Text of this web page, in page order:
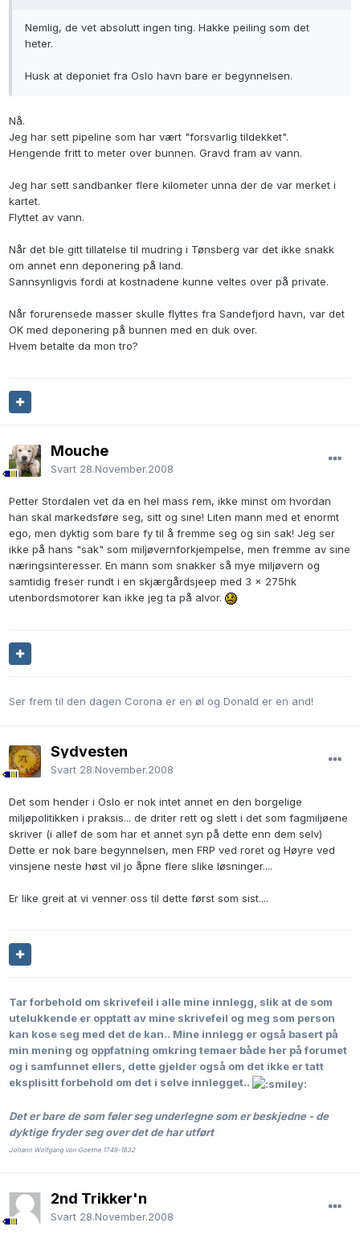
Nemlig, de vet absolutt ingen ting. Hakke peiling som det
heter.
Husk at deponiet fra Oslo havn bare er begynnelsen.
Nå.
Jeg har sett pipeline som har vært "forsvarlig tildekket".
Hengende fritt to meter over bunnen. Gravd fram av vann.
Jeg har sett sandbanker flere kilometer unna der de var merket i
kartet.
Flyttet av vann.
Når det ble gitt tillatelse til mudring i Tønsberg var det ikke snakk
om annet enn deponering på land.
Sannsynligvis fordi at kostnadene kunne veltes over på private.
Når forurensede masser skulle flyttes fra Sandefjord havn, var det
OK med deponering på bunnen med en duk over.
Hvem betalte da mon tro?
Mouche
Svart 28.November.2008
Petter Stordalen vet da en hel mass rem, ikke minst om hvordan
han skal markedsføre seg, sitt og sine! Liten mann med et enormt
ego, men dyktig som bare fy til å fremme seg og sin sak! Jeg ser
ikke på hans "sak" som miljøvernforkjempelse, men fremme av sine
næringsinteresser. En mann som snakker så mye miljøvern og
samtidig freser rundt i en skjærgårdsjeep med 3 x 275hk
utenbordsmotorer kan ikke jeg ta på alvor.
Ser frem til den dagen Corona er en øl og Donald er en and!
Sydvesten
Svart 28.November.2008
Det som hender i Oslo er nok intet annet en den borgelige
miljøpolitikken i praksis... de driter rett og slett i det som fagmiljøene
skriver (i allef de som har et annet syn på dette enn dem selv)
Dette er nok bare begynnelsen, men FRP ved roret og Høyre ved
vinsjene neste høst vil jo åpne flere slike løsninger....
Er like greit at vi venner oss til dette først som sist....
Tar forbehold om skrivefeil i alle mine innlegg, slik at de som
utelukkende er opptatt av mine skrivefeil og meg som person
kan kose seg med det de kan.. Mine innlegg er også basert på
min mening og oppfatning omkring temaer både her på forumet
og i samfunnet ellers, dette gjelder også om det ikke er tatt
eksplisitt forbehold om det i selve innlegget..
Det er bare de som føler seg underlegne som er beskjedne - de
dyktige fryder seg over det de har utført
Johann Wolfgang von Goethe 1749-1832
2nd Trikker'n
Svart 28.November.2008